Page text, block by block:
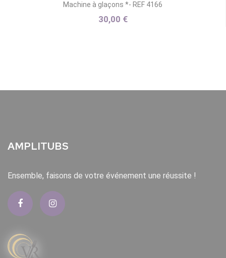
Machine à glaçons *- REF 4166
30,00 €
AMPLITUBS
Ensemble, faisons de votre événement une réussite !